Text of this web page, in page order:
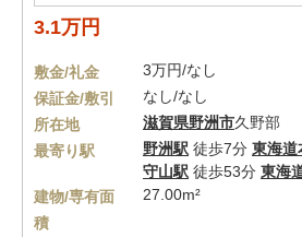
3.1万円
敷金/礼金
3万円/なし
保証金/敷引
なし/なし
所在地
滋賀県野洲市久野部
最寄り駅
野洲駅 徒歩7分 東海道
守山駅 徒歩53分 東海
建物/専有面
積
27.00m²